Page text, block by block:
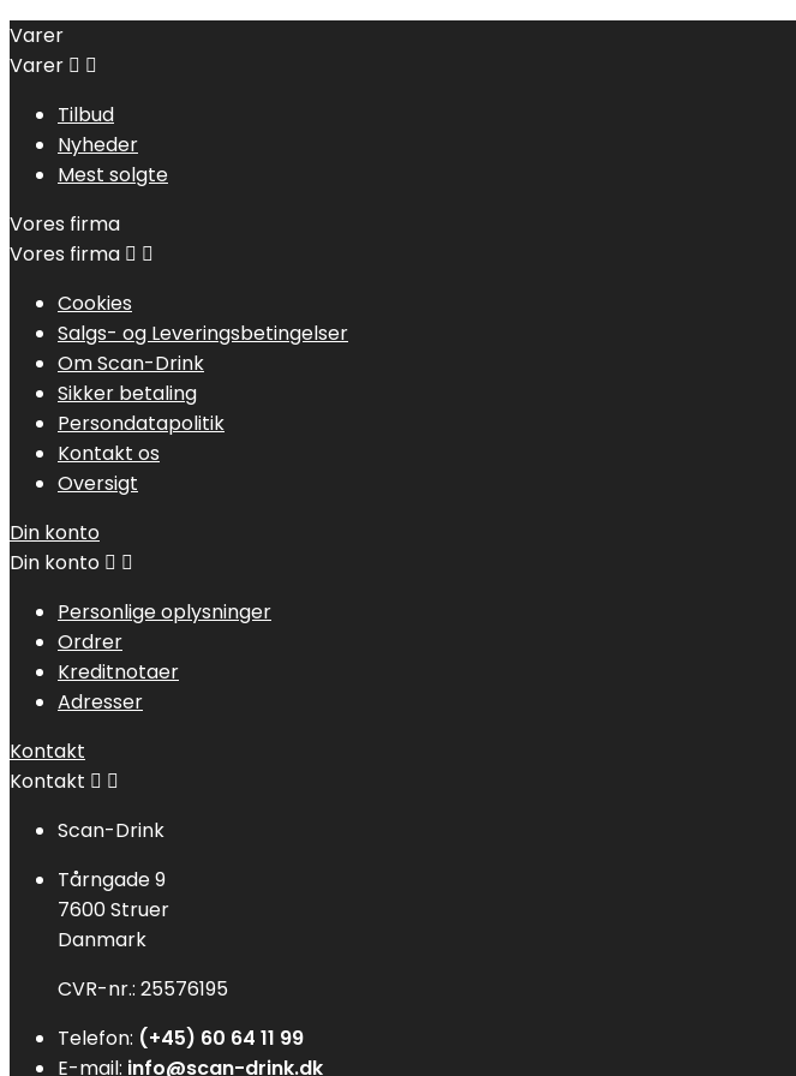
Varer
Varer  
Tilbud
Nyheder
Mest solgte
Vores firma
Vores firma  
Cookies
Salgs- og Leveringsbetingelser
Om Scan-Drink
Sikker betaling
Persondatapolitik
Kontakt os
Oversigt
Din konto
Din konto  
Personlige oplysninger
Ordrer
Kreditnotaer
Adresser
Kontakt
Kontakt  
Scan-Drink
Tårngade 9
7600 Struer
Danmark
CVR-nr.: 25576195
Telefon: (+45) 60 64 11 99
E-mail: info@scan-drink.dk